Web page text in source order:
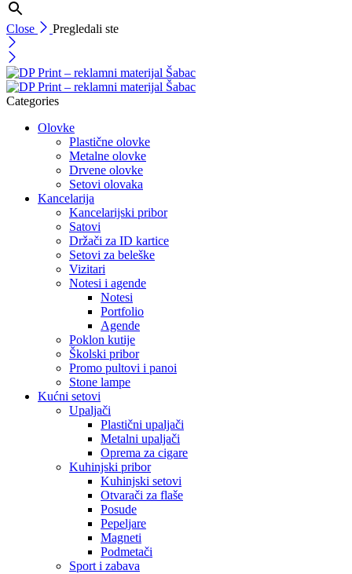
Close Pregledali ste
Categories
Olovke
Plastične olovke
Metalne olovke
Drvene olovke
Setovi olovaka
Kancelarija
Kancelarijski pribor
Satovi
Držači za ID kartice
Setovi za beleške
Vizitari
Notesi i agende
Notesi
Portfolio
Agende
Poklon kutije
Školski pribor
Promo pultovi i panoi
Stone lampe
Kućni setovi
Upaljači
Plastični upaljači
Metalni upaljači
Oprema za cigare
Kuhinjski pribor
Kuhinjski setovi
Otvarači za flaše
Posude
Pepeljare
Magneti
Podmetači
Sport i zabava